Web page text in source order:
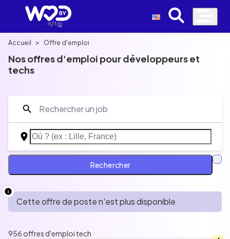
Accueil > Offre d'emploi
Nos offres d'emploi pour développeurs et
techs
Discover a selection of jobs you won't find
Rechercher
Développeur Cloud IA UI/UX QA
956 offres d'emploi tech
Cette offre de poste n'est plus disponible